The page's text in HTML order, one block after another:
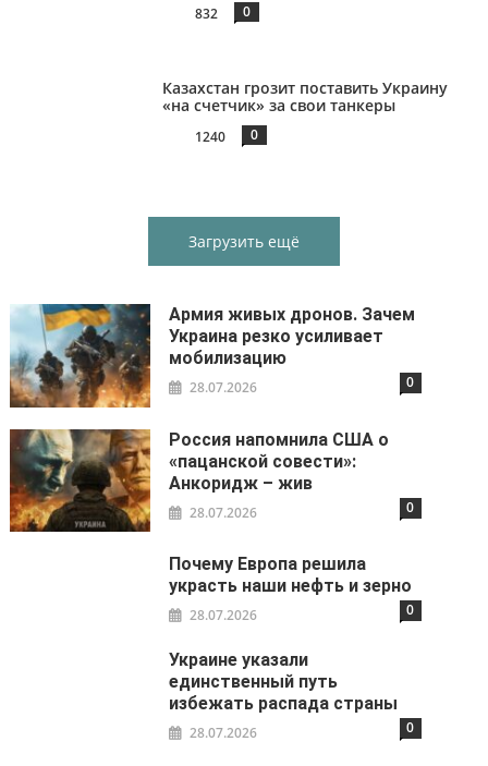
832 0
Казахстан грозит поставить Украину
«на счетчик» за свои танкеры
1240 0
Загрузить ещё
Армия живых дронов. Зачем
Украина резко усиливает
мобилизацию
28.07.2026 0
Россия напомнила США о
«пацанской совести»:
Анкоридж – жив
28.07.2026 0
Почему Европа решила
украсть наши нефть и зерно
28.07.2026 0
Украине указали
единственный путь
избежать распада страны
28.07.2026 0